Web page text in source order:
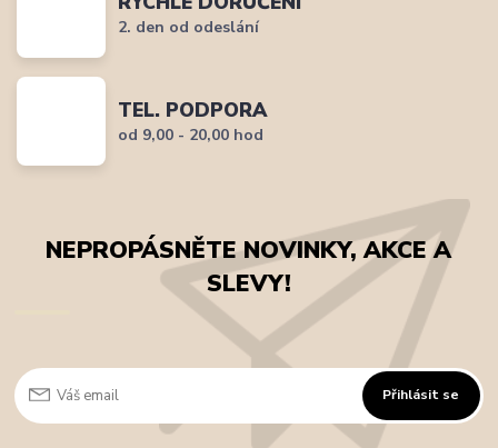
2. den od odeslání
TEL. PODPORA
od 9,00 - 20,00 hod
NEPROPÁSNĚTE NOVINKY, AKCE A
SLEVY!
Přihlásit se